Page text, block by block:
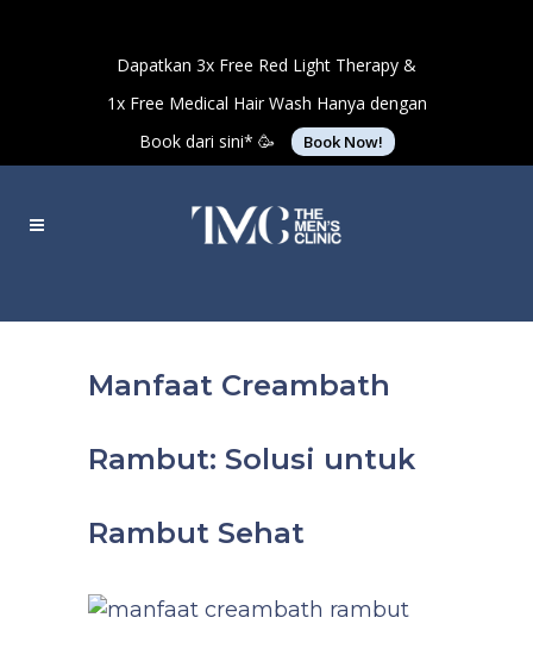
Dapatkan 3x Free Red Light Therapy &
1x Free Medical Hair Wash Hanya dengan
Book dari sini* 🥳
Book Now!
Manfaat Creambath
Rambut: Solusi untuk
Rambut Sehat